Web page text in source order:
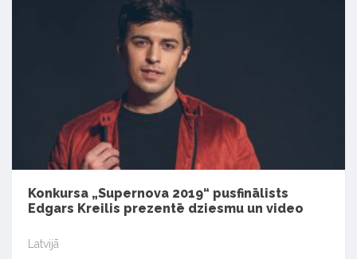
Konkursa „Supernova 2019“ pusfinālists
Edgars Kreilis prezentē dziesmu un video
Latvijā